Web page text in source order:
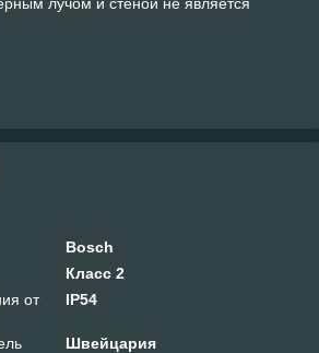
Bosch
Класс 2
от
IP54
Швейцария